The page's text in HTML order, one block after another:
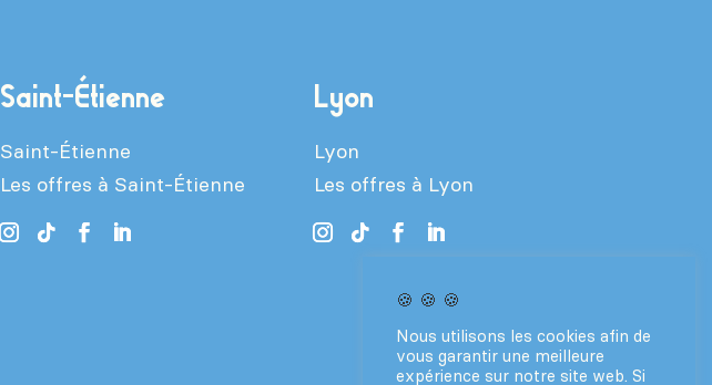
Saint-Étienne
Saint-Étienne
Les offres à Saint-Étienne
Lyon
Lyon
Les offres à Lyon
🍪 🍪 🍪
Nous utilisons les cookies afin de
vous garantir une meilleure
expérience sur notre site web. Si